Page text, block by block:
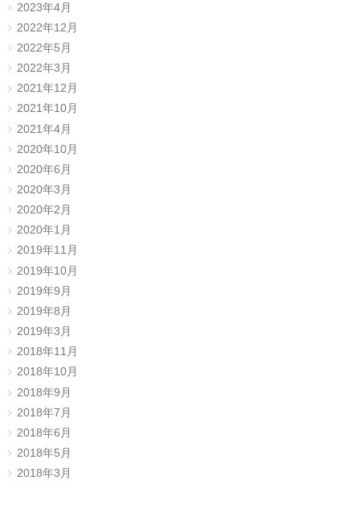
2023年4月
2022年12月
2022年5月
2022年3月
2021年12月
2021年10月
2021年4月
2020年10月
2020年6月
2020年3月
2020年2月
2020年1月
2019年11月
2019年10月
2019年9月
2019年8月
2019年3月
2018年11月
2018年10月
2018年9月
2018年7月
2018年6月
2018年5月
2018年3月